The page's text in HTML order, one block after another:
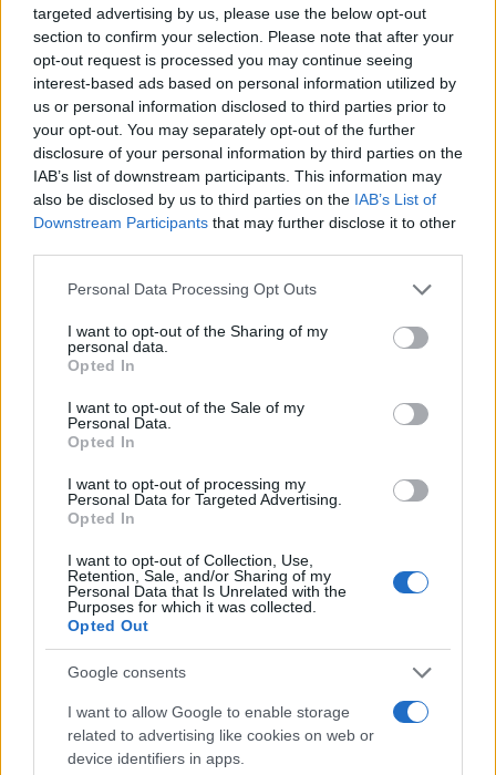
targeted advertising by us, please use the below opt-out
section to confirm your selection. Please note that after your
opt-out request is processed you may continue seeing
interest-based ads based on personal information utilized by
us or personal information disclosed to third parties prior to
your opt-out. You may separately opt-out of the further
disclosure of your personal information by third parties on the
IAB’s list of downstream participants. This information may
also be disclosed by us to third parties on the IAB’s List of
Downstream Participants that may further disclose it to other
Please note that this website/app uses one or more Google
not limited to your visit or usage behaviour. You may click to
grant or deny consent to Google and its third-party tags to
use your data for below specified purposes in below Google
consent section.
Personal Data Processing Opt Outs
I want to opt-out of the Sharing of my
personal data.
Opted In
I want to opt-out of the Sale of my
Personal Data.
Opted In
I want to opt-out of processing my
Personal Data for Targeted Advertising.
Opted In
I want to opt-out of Collection, Use,
Retention, Sale, and/or Sharing of my
Personal Data that Is Unrelated with the
Purposes for which it was collected.
Opted Out
Google consents
I want to allow Google to enable storage
related to advertising like cookies on web or
device identifiers in apps.
Continua a leggere
LIFESTYLE